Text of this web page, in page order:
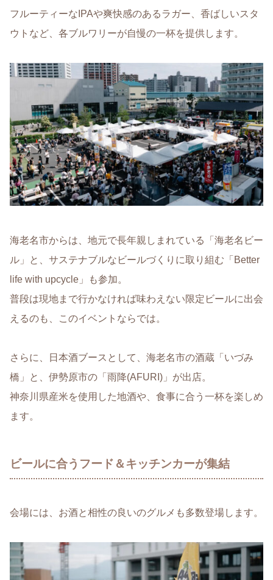
フルーティーなIPAや爽快感のあるラガー、香ばしいスタ
ウトなど、各ブルワリーが自慢の一杯を提供します。
海老名市からは、地元で長年親しまれている「海老名ビー
ル」と、サステナブルなビールづくりに取り組む「Better
life with upcycle」も参加。
普段は現地まで行かなければ味わえない限定ビールに出会
えるのも、このイベントならでは。
さらに、日本酒ブースとして、海老名市の酒蔵「いづみ
橋」と、伊勢原市の「雨降(AFURI)」が出店。
神奈川県産米を使用した地酒や、食事に合う一杯を楽しめ
ます。
ビールに合うフード＆キッチンカーが集結
会場には、お酒と相性の良いのグルメも多数登場します。